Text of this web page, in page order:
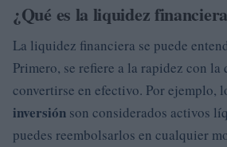
¿Qué es la liquidez
La liquidez financiera se puede
Primero, se refiere a la rapidez con la
convertirse en efectivo. Por ejemplo,
inversión son considerados activos
puedes reembolsarlos en cualquier